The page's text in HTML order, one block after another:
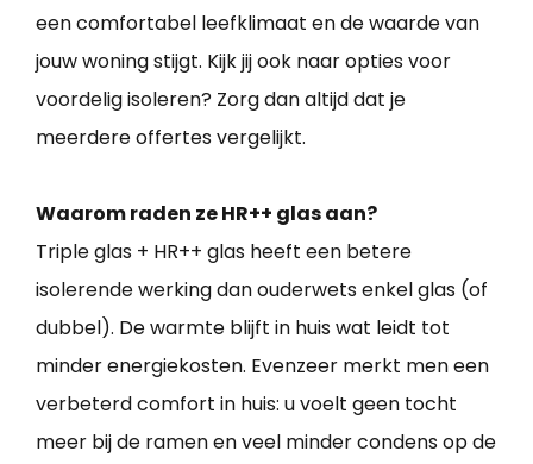
een comfortabel leefklimaat en de waarde van
jouw woning stijgt. Kijk jij ook naar opties voor
voordelig isoleren? Zorg dan altijd dat je
meerdere offertes vergelijkt.
Waarom raden ze HR++ glas aan?
Triple glas + HR++ glas heeft een betere
isolerende werking dan ouderwets enkel glas (of
dubbel). De warmte blijft in huis wat leidt tot
minder energiekosten. Evenzeer merkt men een
verbeterd comfort in huis: u voelt geen tocht
meer bij de ramen en veel minder condens op de